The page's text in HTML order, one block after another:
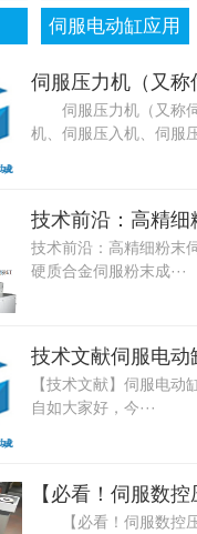
伺服电动缸应用
伺服压力机（又称伺
机、伺服压入机、伺服压
技术前沿：高精细粉末
硬质合金伺服粉末成···
【技术文献】伺服电动
自如大家好，今···
【必看！伺服数控压